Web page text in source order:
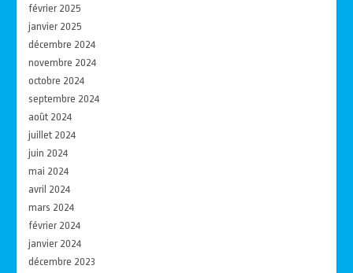
février 2025
janvier 2025
décembre 2024
novembre 2024
octobre 2024
septembre 2024
août 2024
juillet 2024
juin 2024
mai 2024
avril 2024
mars 2024
février 2024
janvier 2024
décembre 2023